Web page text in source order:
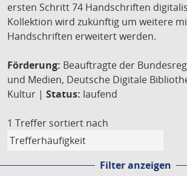
ersten Schritt 74 Handschriften
Kollektion wird zukünftig um weitere
Handschriften erweitert werden.
Förderung: Beauftragte der
und Medien, Deutsche Digitale
Kultur | Status: laufend
1 Treffer sortiert nach
Filter anzeigen